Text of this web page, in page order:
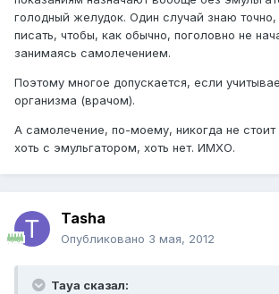
голодный желудок. Один случай знаю точно,
писать, чтобы, как обычно, поголовно не
занимаясь самолечением.
Поэтому многое допускается, если
организма (врачом).
А самолечение, по-моему, никогда не стоит
хоть с эмульгатором, хоть нет. ИМХО.
Tasha
Опубликовано 3 мая, 2012
Taya сказал: